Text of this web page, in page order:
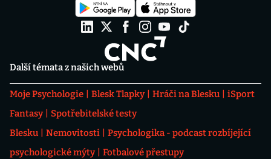
Další témata z našich webů
Moje Psychologie Blesk Tlapky Hráči na Blesku
iSport
Fantasy
Spotřebitelské testy
Blesku
Nemovitosti
Psychologika - podcast rozbíjející
psychologické mýty
Fotbalové přestupy